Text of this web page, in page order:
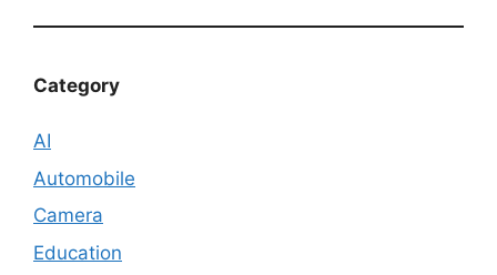
Category
AI
Automobile
Camera
Education